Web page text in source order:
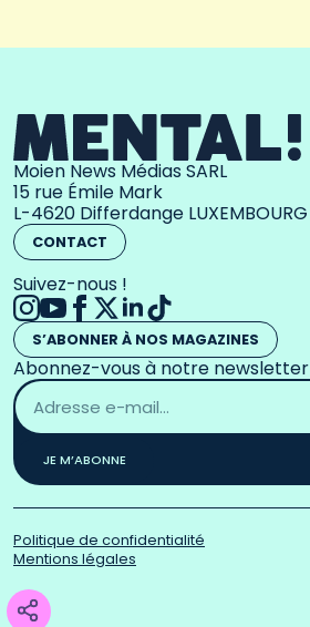
Moien News Médias SARL
15 rue Émile Mark
L-4620 Differdange LUXEMBOURG
CONTACT
Suivez-nous !
S’ABONNER À NOS MAGAZINES
Abonnez-vous à notre newsletter
Adresse
email
*
JE M’ABONNE
Politique de confidentialité
Mentions légales